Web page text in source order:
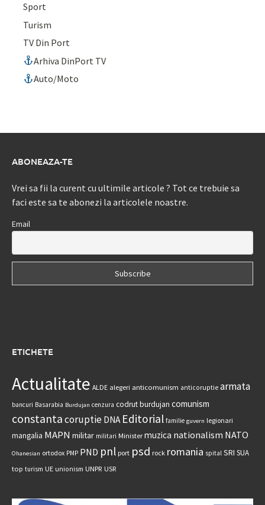
Sport
Turism
TV Din Port
Arhiva DinPort TV
Auto/Moto
ABONEAZA-TE
Vrei sa fii la curent cu ultimile articole ? Tot ce trebuie sa
faci este sa te abonezi la articolele noastre.
Email
ETICHETE
Actualitate ALDE alegeri anticomunism anticoruptie armata
bancuri Basarabia Burdujan cenzura codrut burdujan comunism
constantacoruptie DNA Editorial familie guvern legionari
mangalia MAPN militar militari Minister muzica nationalism NATO
Ohanesian ortodox PMP PND pnl port psd rock romania spital SRI SUA
top turism UE unionism UNPR USR